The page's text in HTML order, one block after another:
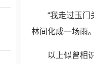
“我走过玉
林间化成一场雨
以上似曾相